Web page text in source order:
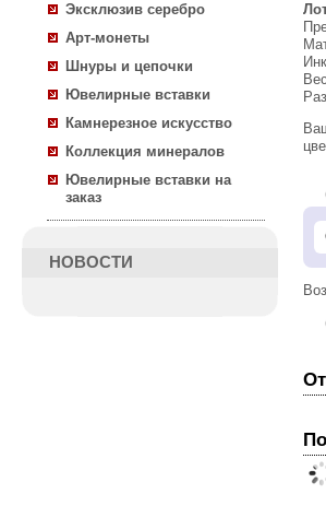
Эксклюзив серебро
Арт-монеты
Шнуры и цепочки
Ювелирные вставки
Камнерезное искусство
Коллекция минералов
Ювелирные вставки на
заказ
НОВОСТИ
Вашему вниманию предлагаются серьги из стерлингового серебра (925 проба) с ограненными эфиопскими опалами! Основные